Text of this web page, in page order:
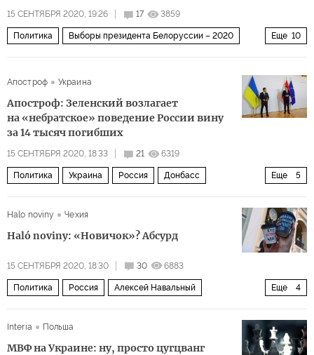
15 СЕНТЯБРЯ 2020, 19:26 17 3859
Еще 10
Политика Выборы президента Белоруссии – 2020
восстание военные
общественное мнение
Апостроф Украина
Апостроф: Зеленский возлагает
на «небратское» поведение России вину
за 14 тысяч погибших
15 СЕНТЯБРЯ 2020, 18:33 21 6319
Еще 5
Политика Украина Россия Донбасс
Halo noviny Чехия
Haló novinу: «Новичок»? Абсурд
15 СЕНТЯБРЯ 2020, 18:30 30 6883
Еще 4
Политика Россия Алексей Навальный
Interia Польша
МВФ на Украине: ну, просто цугцванг